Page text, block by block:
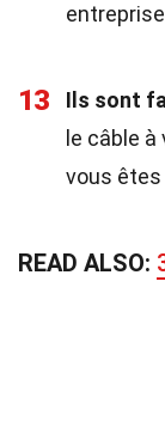
13 Ils sont
le câble
vous êtes
READ ALSO: